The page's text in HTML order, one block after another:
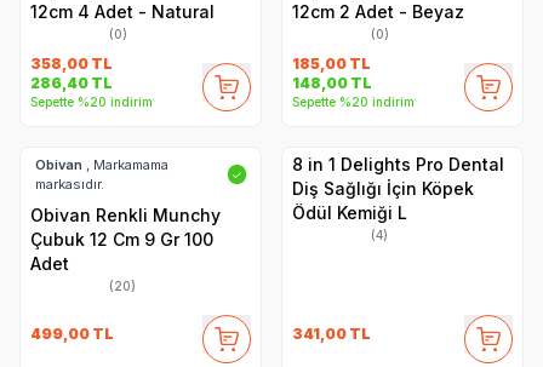
12cm 4 Adet - Natural
(0)
358,00 TL
286,40 TL
Sepette %20 indirim
12cm 2 Adet - Beyaz
(0)
185,00 TL
148,00 TL
Sepette %20 indirim
Obivan , Markamama
markasıdır.
✓
Obivan Renkli Munchy
Çubuk 12 Cm 9 Gr 100
Adet
(20)
499,00 TL
8 in 1 Delights Pro Dental
Diş Sağlığı İçin Köpek
Ödül Kemiği L
(4)
341,00 TL